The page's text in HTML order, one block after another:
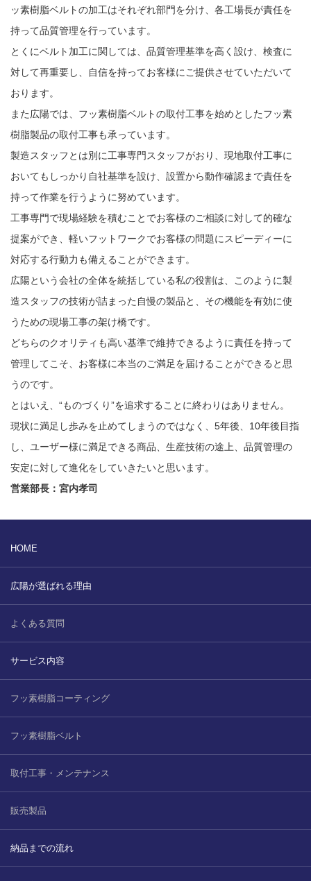
ッ素樹脂ベルトの加工はそれぞれ部門を分け、各工場長が責任を
持って品質管理を行っています。
とくにベルト加工に関しては、品質管理基準を高く設け、検査に
対して再重要し、自信を持ってお客様にご提供させていただいて
おります。
また広陽では、フッ素樹脂ベルトの取付工事を始めとしたフッ素
樹脂製品の取付工事も承っています。
製造スタッフとは別に工事専門スタッフがおり、現地取付工事に
おいてもしっかり自社基準を設け、設置から動作確認まで責任を
持って作業を行うように努めています。
工事専門で現場経験を積むことでお客様のご相談に対して的確な
提案ができ、軽いフットワークでお客様の問題にスピーディーに
対応する行動力も備えることができます。
広陽という会社の全体を統括している私の役割は、このように製
造スタッフの技術が詰まった自慢の製品と、その機能を有効に使
うための現場工事の架け橋です。
どちらのクオリティも高い基準で維持できるように責任を持って
管理してこそ、お客様に本当のご満足を届けることができると思
うのです。
とはいえ、“ものづくり”を追求することに終わりはありません。
現状に満足し歩みを止めてしまうのではなく、5年後、10年後目指
し、ユーザー様に満足できる商品、生産技術の途上、品質管理の
安定に対して進化をしていきたいと思います。
営業部長：宮内孝司
HOME
広陽が選ばれる理由
よくある質問
サービス内容
フッ素樹脂コーティング
フッ素樹脂ベルト
取付工事・メンテナンス
販売製品
納品までの流れ